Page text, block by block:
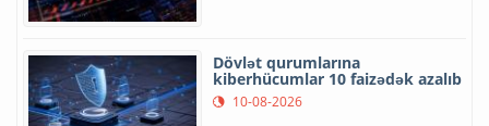
Dövlət qurumlarına
kiberhücumlar 10 faizədək azalıb
10-08-2026